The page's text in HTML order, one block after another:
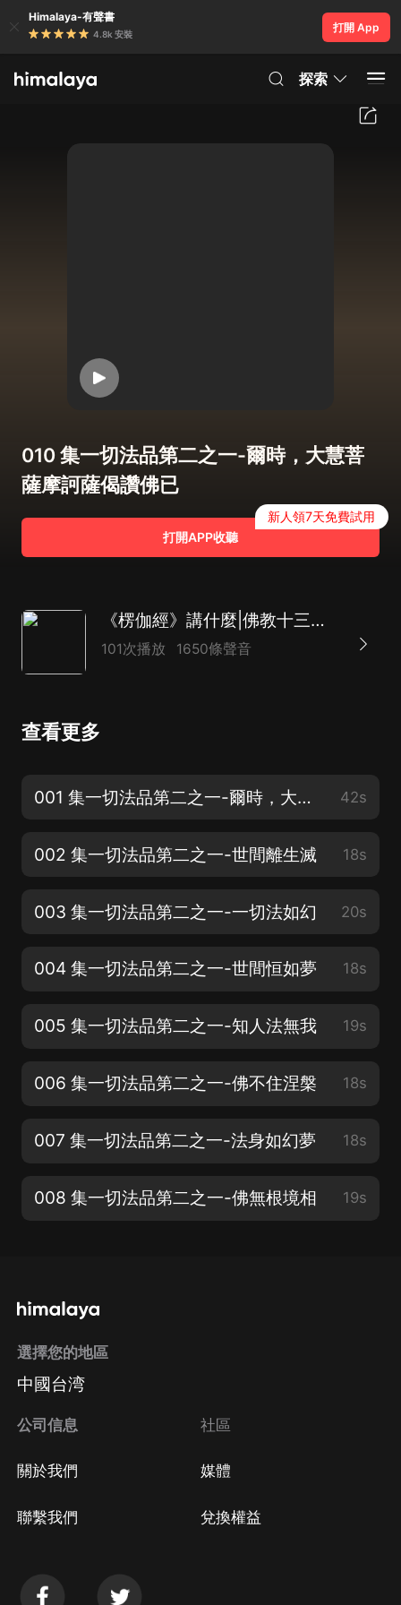
Himalaya-有聲書
4.8k 安裝
打開 App
探索
010 集一切法品第二之一-爾時，大慧菩
薩摩訶薩偈讚佛已
打開APP收聽
新人領7天免費試用
《楞伽經》講什麼|佛教十三經|修習如來禪、明心見性
101次播放 1650條聲音
查看更多
001 集一切法品第二之一-爾時，大慧菩薩摩訶薩與摩帝菩薩 42s
002 集一切法品第二之一-世間離生滅 18s
003 集一切法品第二之一-一切法如幻 20s
004 集一切法品第二之一-世間恒如夢 18s
005 集一切法品第二之一-知人法無我 19s
006 集一切法品第二之一-佛不住涅槃 18s
007 集一切法品第二之一-法身如幻夢 18s
008 集一切法品第二之一-佛無根境相 19s
選擇您的地區
中國台湾
公司信息
關於我們
聯繫我們
社區
媒體
兌換權益